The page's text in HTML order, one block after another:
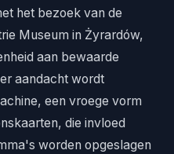
het bezoek van de
Museum in Żyrardów,
aan bewaarde
aandacht wordt
een vroege vorm
die invloed
worden opgeslagen